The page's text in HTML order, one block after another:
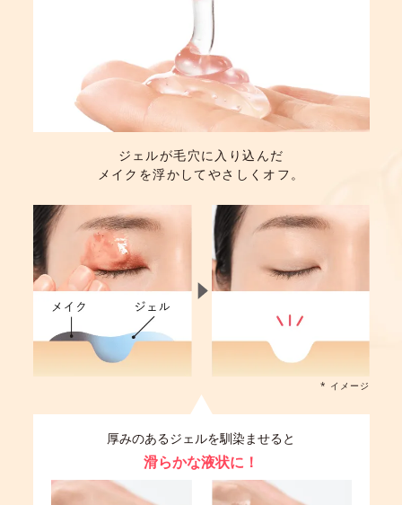
ジェルが毛穴に入り込んだ
メイクを浮かしてやさしくオフ。
* イメージ
厚みのあるジェルを馴染ませると
滑らかな液状に！